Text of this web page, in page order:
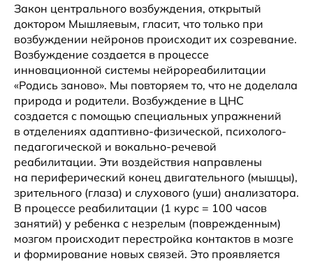
Закон центрального возбуждения, открытый
доктором Мышляевым, гласит, что только при
возбуждении нейронов происходит их созревание.
Возбуждение создается в процессе
инновационной системы нейрореабилитации
«Родись заново». Мы повторяем то, что не доделала
природа и родители. Возбуждение в ЦНС
создается с помощью специальных упражнений
в отделениях адаптивно-физической, психолого-
педагогической и вокально-речевой
реабилитации. Эти воздействия направлены
на периферический конец двигательного (мышцы),
зрительного (глаза) и слухового (уши) анализатора.
В процессе реабилитации (1 курс = 100 часов
занятий) у ребенка с незрелым (поврежденным)
мозгом происходит перестройка контактов в мозге
и формирование новых связей. Это проявляется